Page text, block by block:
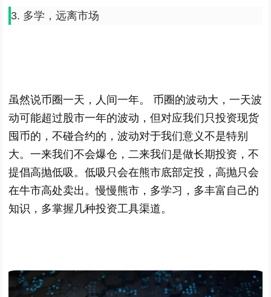
3. 多学，远离市场
虽然说币圈一天，人间一年。 币圈的波动大，一天波
动可能超过股市一年的波动，但对应我们只投资现货
囤币的，不碰合约的，波动对于我们意义不是特别
大。一来我们不会爆仓，二来我们是做长期投资，不
提倡高抛低吸。低吸只会在熊市底部定投，高抛只会
在牛市高处卖出。慢慢熊市，多学习，多丰富自己的
知识，多掌握几种投资工具渠道。